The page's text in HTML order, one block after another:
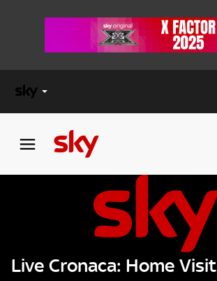
Cos’altro vedere:
PROGRAMMI SKY
Live Cronaca: Home Visit